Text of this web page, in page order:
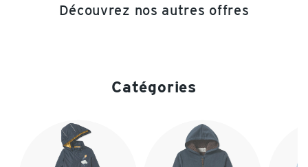
Découvrez nos autres offres
Catégories